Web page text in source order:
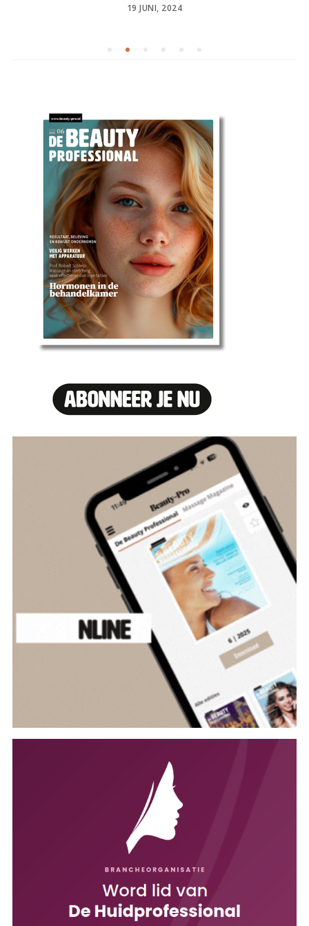
POSTED
19 JUNI, 2024